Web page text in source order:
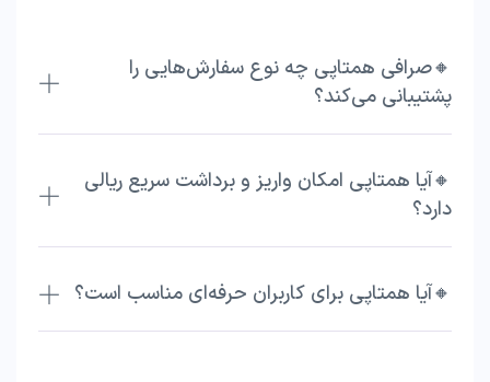
🔸صرافی همتاپی چه نوع سفارش‌هایی را
پشتیبانی می‌کند؟
🔸آیا همتاپی امکان واریز و برداشت سریع ریالی
دارد؟
🔸آیا همتاپی برای کاربران حرفه‌ای مناسب است؟